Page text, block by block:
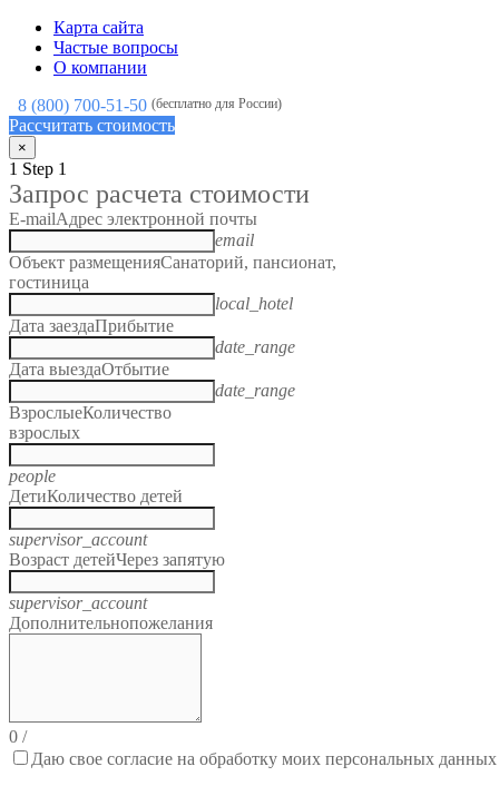
Карта сайта
Частые вопросы
О компании
8 (800) 700-51-50 (бесплатно для России)
Рассчитать стоимость
×
1 Step 1
Запрос расчета стоимости
E-mailАдрес электронной почты
email
Объект размещенияСанаторий, пансионат,
гостиница
local_hotel
Дата заездаПрибытие
date_range
Дата выездаОтбытие
date_range
ВзрослыеКоличество
взрослых
people
ДетиКоличество детей
supervisor_account
Возраст детейЧерез запятую
supervisor_account
Дополнительнопожелания
0 /
Даю свое согласие на обработку моих персональных данных